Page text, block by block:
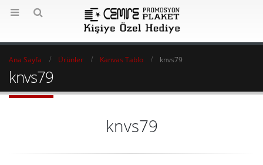
Ana Sayfa Ürünler Kanvas Tablo knvs79
knvs79
knvs79